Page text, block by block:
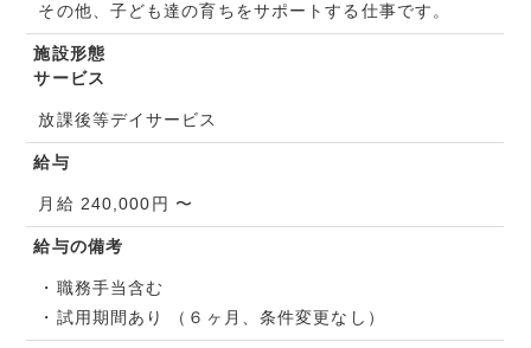
その他、子ども達の育ちをサポートする仕事です。
施設形態
サービス
放課後等デイサービス
給与
月給 240,000円 〜
給与の備考
・職務手当含む
・試用期間あり （６ヶ月、条件変更なし）